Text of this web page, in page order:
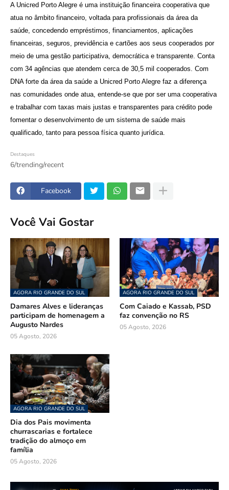
A Unicred Porto Alegre é uma instituição financeira cooperativa que
atua no âmbito financeiro, voltada para profissionais da área da
saúde, concedendo empréstimos, financiamentos, aplicações
financeiras, seguros, previdência e cartões aos seus cooperados por
meio de uma gestão participativa, democrática e transparente. Conta
com 34 agências que atendem cerca de 30,5 mil cooperados. Com
DNA forte da área da saúde a Unicred Porto Alegre faz a diferença
nas comunidades onde atua, entende-se que por ser uma cooperativa
e trabalhar com taxas mais justas e transparentes para crédito pode
fomentar o desenvolvimento de um sistema de saúde mais
qualificado, tanto para pessoa física quanto jurídica.
Destaques
6/trending/recent
Facebook
Você Vai Gostar
AGORA RIO GRANDE DO SUL
Damares Alves e lideranças
participam de homenagem a
Augusto Nardes
05 Agosto, 2026
AGORA RIO GRANDE DO SUL
Com Caiado e Kassab, PSD
faz convenção no RS
05 Agosto, 2026
AGORA RIO GRANDE DO SUL
Dia dos Pais movimenta
churrascarias e fortalece
tradição do almoço em
família
05 Agosto, 2026